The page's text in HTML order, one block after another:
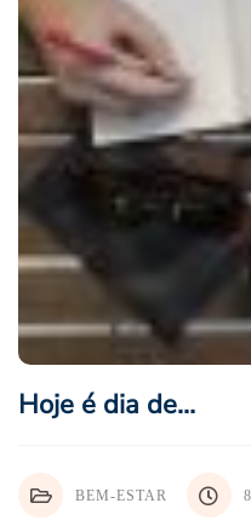
Hoje é dia de…
BEM-ESTAR